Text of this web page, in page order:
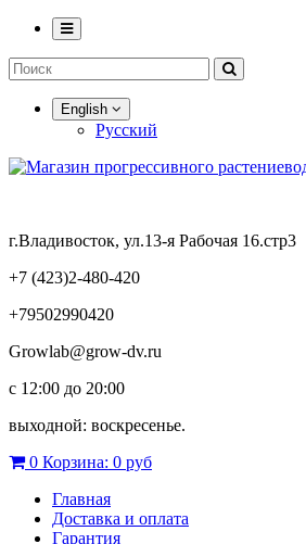
English
Русский
г.Владивосток, ул.13-я Рабочая 16.стр3
+7 (423)2-480-420
+79502990420
Growlab@grow-dv.ru
c 12:00 до 20:00
выходной: воскресенье.
0 Корзина: 0 руб
Главная
Доставка и оплата
Гарантия